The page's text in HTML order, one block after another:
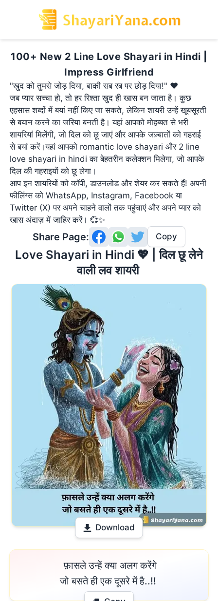
100+ New 2 Line Love Shayari in Hindi |
Impress Girlfriend
"खुद को तुमसे जोड़ दिया, बाकी सब रब पर छोड़ दिया!" ❤️
जब प्यार सच्चा हो, तो हर रिश्ता खुद ही खास बन जाता है। कुछ
एहसास शब्दों में बयां नहीं किए जा सकते, लेकिन शायरी उन्हें खूबसूरती
से बयान करने का जरिया बनती है। यहां आपको मोहब्बत से भरी
शायरियां मिलेंगी, जो दिल को छू जाएं और आपके जज़्बातों को गहराई
से बयां करें।यहां आपको romantic love shayari और 2 line
love shayari in hindi का बेहतरीन कलेक्शन मिलेगा, जो आपके
दिल की गहराइयों को छू लेगा।
आप इन शायरियों को कॉपी, डाउनलोड और शेयर कर सकते हैं! अपनी
फीलिंग्स को WhatsApp, Instagram, Facebook या
Twitter (X) पर अपने चाहने वालों तक पहुंचाएं और अपने प्यार को
खास अंदाज़ में जाहिर करें। 💞✨
Share Page: Copy
वाली लव शायरी
Download
फ़ासले उन्हें क्या अलग करेंगे
जो बसते ही एक दूसरे में है..!!